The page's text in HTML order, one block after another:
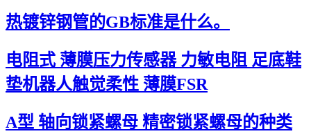
热镀锌钢管的GB标准是什么。
电阻式 薄膜压力传感器 力敏电阻 足底鞋
垫机器人触觉柔性 薄膜FSR
A型 轴向锁紧螺母 精密锁紧螺母的种类